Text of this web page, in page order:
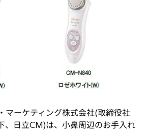
マーケティング株式会社(取締役社
、日立CM)は、小鼻周辺のお手入れ